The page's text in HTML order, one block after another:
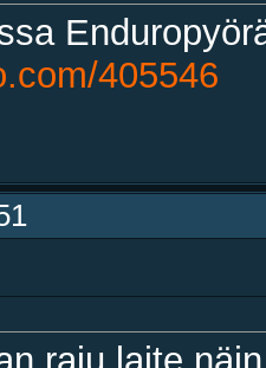
405546